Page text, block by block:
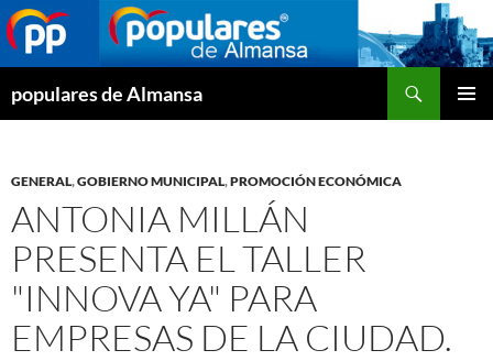
populares de Almansa
GENERAL,GOBIERNO MUNICIPAL,PROMOCIÓN ECONÓMICA
ANTONIA MILLÁN
PRESENTA EL TALLER
"INNOVA YA" PARA
EMPRESAS DE LA CIUDAD.